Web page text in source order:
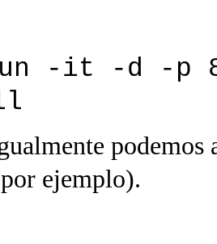
-it -d -p
podemos
ejemplo).